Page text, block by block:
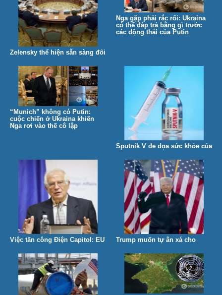
Zelensky thể hiện sẵn sàng đối
và những “tác nhân gây ảnh
hưởng” của Nga
Nga gặp phải rắc rối: Ukraina
có thể đáp trả bằng gì trước
các động thái của Putin
“Munich” không có Putin:
cuộc chiến ở Ukraina khiến
Nga rơi vào thế cô lập
Sputnik V đe dọa sức khỏe của
nhà khoa học Nga. Vậy còn đối
với người Ukraina thì sao?
Việc tấn công Điện Capitol: EU
phục ảnh hưởng của nền dân
chủ với Hoa Kỳ
Trump muốn tự ân xá cho
cùng của nhiệm kỳ tổng thống